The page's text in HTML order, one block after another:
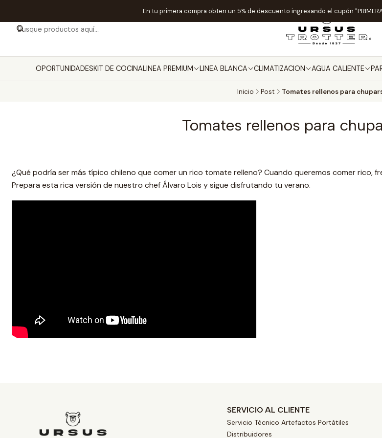
OPORTUNIDADESKIT DE COCINALINEA PREMIUM LINEA BLANCA CLIMATIZACION AGUA CALIENTE
En tu primera compra obten un 5% de descuento ingresando el cupón
Inicio Post Tomates rellenos para
Tomates rellenos para
¿Qué podría ser más típico chileno que comer un rico tomate relleno? Cuando queremos comer rico,
Prepara esta rica versión de nuestro chef Álvaro Lois y sigue disfrutando tu verano.
SERVICIO AL CLIENTE
Servicio Técnico Artefactos Portátiles
Distribuidores